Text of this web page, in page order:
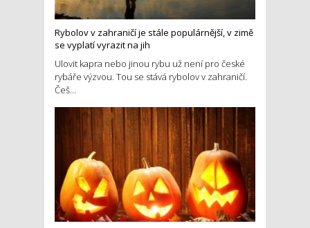
Rybolov v zahraničí je stále populárnější, v zimě
se vyplatí vyrazit na jih
Ulovit kapra nebo jinou rybu už není pro české
rybáře výzvou. Tou se stává rybolov v zahraničí.
Češ...